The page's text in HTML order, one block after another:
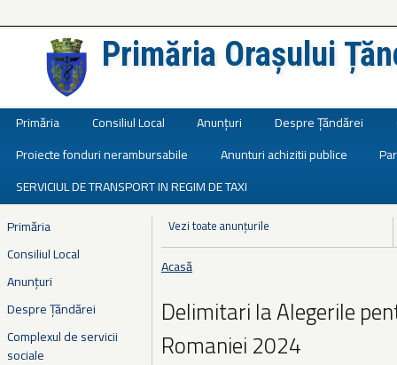
Primăria Orașului
Primăria Consiliul Local Anunțuri Despre Țăndărei
Proiecte fonduri nerambursabile
Anunturi achizitii publice
SERVICIUL DE TRANSPORT IN REGIM DE TAXI
Primăria
Consiliul Local
Anunțuri
Despre Țăndărei
Complexul de servicii
sociale
Vezi toate anunțurile
Eşti aici
Acasă
Delimitari la Alegerile
Romaniei 2024